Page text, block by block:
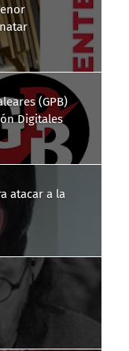
(GPB)
Digitales
atacar a la